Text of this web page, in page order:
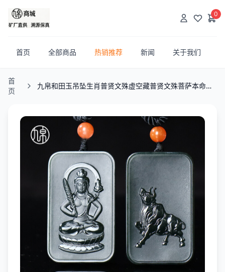
0
首页 全部商品 热销推荐 新闻 关于我们
首
页
九帛和田玉吊坠生肖普贤文殊虚空藏普贤文殊菩萨本命佛玉牌